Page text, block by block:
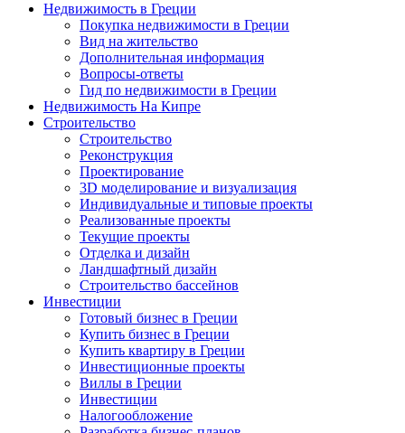
Недвижимость в Греции
Покупка недвижимости в Греции
Вид на жительство
Дополнительная информация
Вопросы-ответы
Гид по недвижимости в Греции
Недвижимость На Кипре
Строительство
Строительство
Реконструкция
Проектирование
3D моделирование и визуализация
Индивидуальные и типовые проекты
Реализованные проекты
Текущие проекты
Отделка и дизайн
Ландшафтный дизайн
Строительство бассейнов
Инвестиции
Готовый бизнес в Греции
Купить бизнес в Греции
Купить квартиру в Греции
Инвестиционные проекты
Виллы в Греции
Инвестиции
Налогообложение